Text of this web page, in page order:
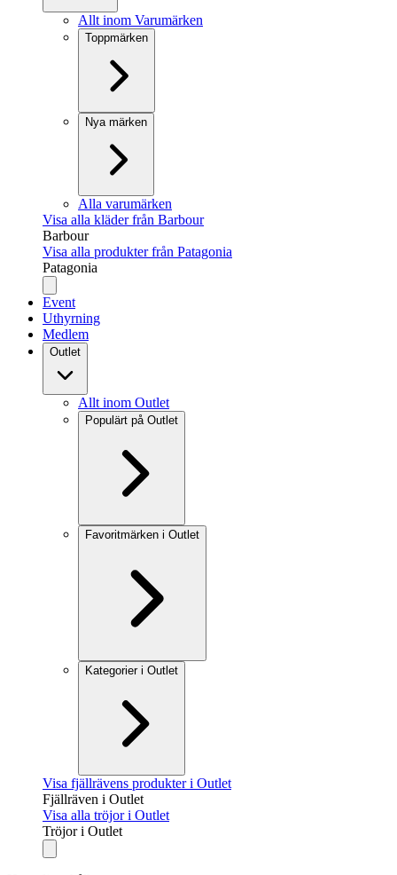
Allt inom Varumärken
Toppmärken
Nya märken
Alla varumärken
Visa alla kläder från Barbour
Barbour
Visa alla produkter från Patagonia
Patagonia
Event
Uthyrning
Medlem
Outlet
Allt inom Outlet
Populärt på Outlet
Favoritmärken i Outlet
Kategorier i Outlet
Visa fjällrävens produkter i Outlet
Fjällräven i Outlet
Visa alla tröjor i Outlet
Tröjor i Outlet